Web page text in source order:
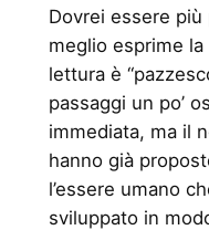
Dovrei essere
meglio esprime
lettura è
passaggi un po’
immediata, ma il
hanno già
l’essere umano
sviluppato in